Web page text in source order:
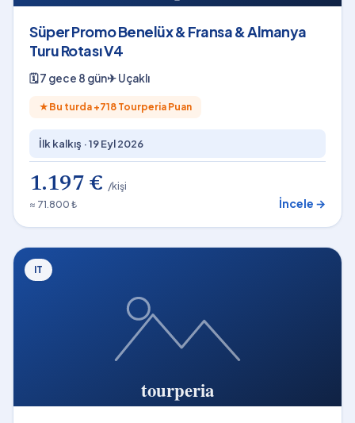
Süper Promo Benelüx & Fransa & Almanya
Turu Rotası V4
🗓7 gece 8 gün✈Uçaklı
★ Bu turda +718 Tourperia Puan
İlk kalkış ·19 Eyl 2026
1.197 € /kişi
≈ 71.800 ₺
İncele →
IT